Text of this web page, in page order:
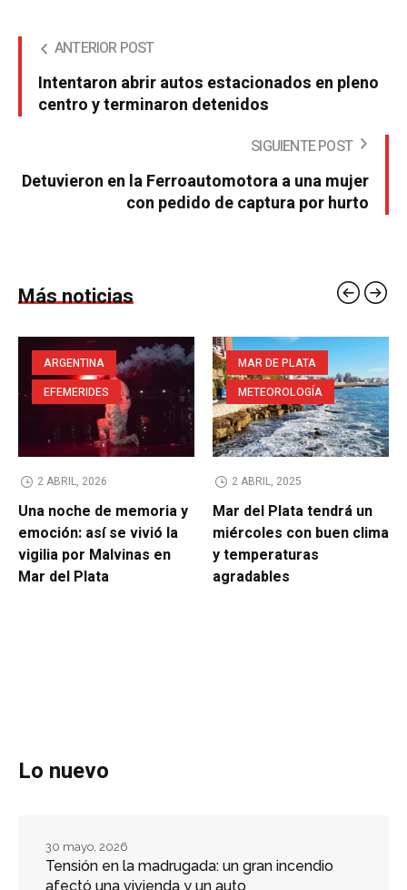
ANTERIOR POST
Intentaron abrir autos estacionados en pleno
centro y terminaron detenidos
SIGUIENTE POST
Detuvieron en la Ferroautomotora a una mujer
con pedido de captura por hurto
Más noticias
ARGENTINA
EFEMERIDES
2 ABRIL, 2026
Una noche de memoria y
emoción: así se vivió la
vigilia por Malvinas en
Mar del Plata
MAR DE PLATA
METEOROLOGÍA
2 ABRIL, 2025
Mar del Plata tendrá un
miércoles con buen clima
y temperaturas
agradables
Lo nuevo
Tensión en la madrugada: un gran incendio
afectó una vivienda y un auto
30 mayo, 2026